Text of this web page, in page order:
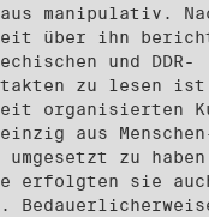
manipulativ.
über ihn
und DDR-
zu lesen
organisierten
aus
zu
erfolgten sie